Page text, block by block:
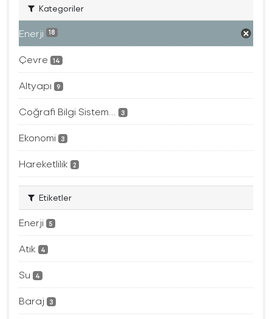
Kategoriler
Enerji 18
Çevre 14
Altyapı 9
Coğrafi Bilgi Sistem... 3
Ekonomi 3
Hareketlilik 2
Etiketler
Enerji 5
Atık 4
Su 4
Baraj 3